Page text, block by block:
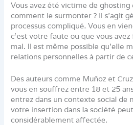
Vous avez été victime de ghosting
comment le surmonter ? Il s’agit
processus compliqué. Vous en
c’est votre faute ou que vous
mal. Il est même possible qu’elle
relations personnelles à partir de
Des auteurs comme Muñoz et
vous en souffrez entre 18 et 25
entrez dans un contexte social de
votre insertion dans la société
considérablement affectée.